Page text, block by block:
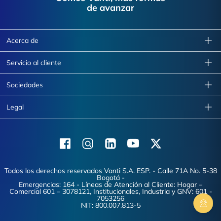
de avanzar
Acerca de
Servicio al cliente
Sociedades
Legal
FacebookInstagramLinkedinYoutubeX (Twitter)
Todos los derechos reservados Vanti S.A. ESP. - Calle 71A No. 5-38
Bogotá -
Emergencias: 164 - Líneas de Atención al Cliente: Hogar –
Comercial 601 – 3078121, Institucionales, Industria y GNV: 601 -
7053256
NIT: 800.007.813-5